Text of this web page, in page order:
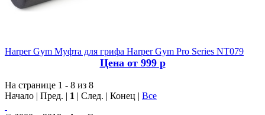
Harper Gym Муфта для грифа Harper Gym Pro Series NT079
Цена от 999 р
На странице 1 - 8 из 8
Начало | Пред. | 1 | След. | Конец | Все